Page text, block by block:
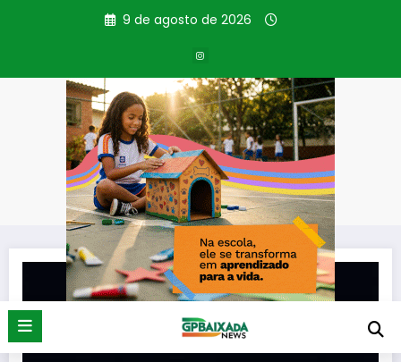
9 de agosto de 2026
Tag: Pedido de PAz
Página inicial Pedido de PAz